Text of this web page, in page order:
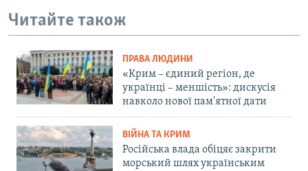
Читайте також
ПРАВА ЛЮДИНИ
«Крим – єдиний регіон, де
українці – меншість»: дискусія
навколо нової пам'ятної дати
ВІЙНА ТА КРИМ
Російська влада обіцяє закрити
морський шлях українським